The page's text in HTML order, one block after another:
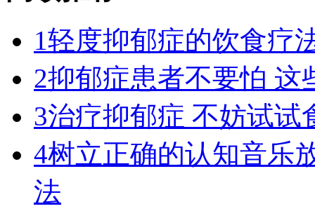
1轻度抑郁症的饮食疗
2抑郁症患者不要怕 这
3治疗抑郁症 不妨试试
4树立正确的认知音乐
法